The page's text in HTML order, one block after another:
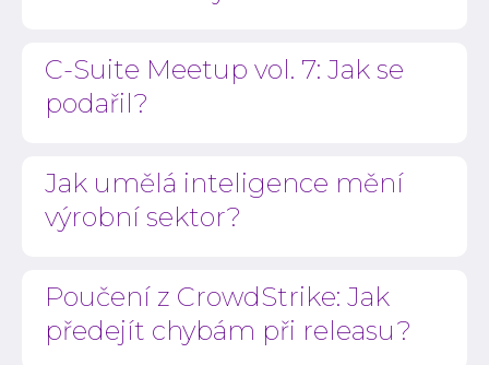
C-Suite Meetup vol. 7: Jak se
podařil?
Jak umělá inteligence mění
výrobní sektor?
Poučení z CrowdStrike: Jak
předejít chybám při releasu?